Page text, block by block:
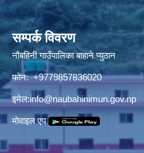
सम्पर्क विवरण
नौबहिनी गाउँपालिका बाहाने प्युठान
फोन: +9779857836020
इमेल:info@naubahinimun.gov.np
माेवाइल एप